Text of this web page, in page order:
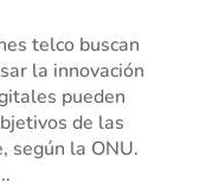
telco buscan
la innovación
pueden
de las
según la ONU.